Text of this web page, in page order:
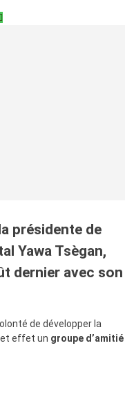
présidente de
Yawa Tsègan,
dernier avec son
de développer la
effet un groupe d’amitié